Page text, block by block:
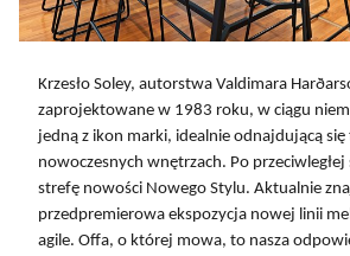
Krzesło Soley, autorstwa Valdimara
zaprojektowane w 1983 roku, w ciągu
jedną z ikon marki, idealnie odnajdującą się
nowoczesnych wnętrzach. Po
strefę nowości Nowego Stylu. Aktualnie
przedpremierowa ekspozycja nowej linii
agile. Offa, o której mowa, to nasza